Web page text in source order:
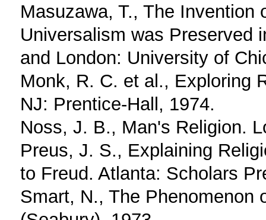
Masuzawa, T., The Invention
Universalism was Preserved
and London: University of
Monk, R. C. et al., Exploring
NJ: Prentice-Hall, 1974.
Noss, J. B., Man's Religion.
Preus, J. S., Explaining
to Freud. Atlanta: Scholars
Smart, N., The Phenomenon